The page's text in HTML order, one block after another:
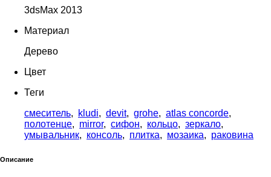
3dsMax 2013
Материал
Дерево
Цвет
Теги
смеситель, kludi, devit, grohe, atlas concorde,
полотенце, mirror, сифон, кольцо, зеркало,
умывальник, консоль, плитка, мозаика, раковина
Описание